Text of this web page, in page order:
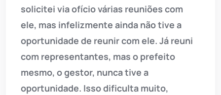
solicitei via ofício várias reuniões com
ele, mas infelizmente ainda não tive a
oportunidade de reunir com ele. Já reuni
com representantes, mas o prefeito
mesmo, o gestor, nunca tive a
oportunidade. Isso dificulta muito,